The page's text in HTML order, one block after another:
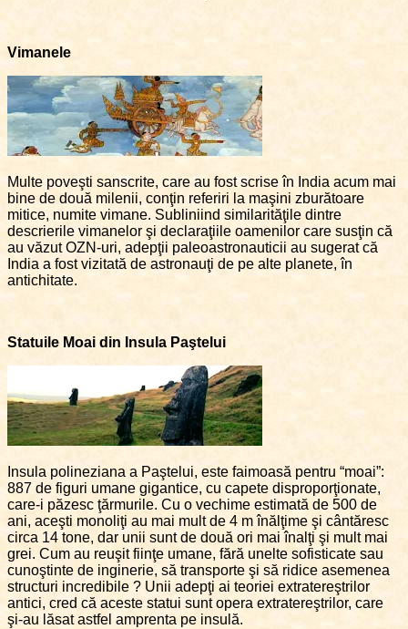
Vimanele
Multe poveşti sanscrite, care au fost scrise în India acum mai
bine de două milenii, conţin referiri la maşini zburătoare
mitice, numite vimane. Subliniind similarităţile dintre
descrierile vimanelor şi declaraţiile oamenilor care susţin că
au văzut OZN-uri, adepţii paleoastronauticii au sugerat că
India a fost vizitată de astronauţi de pe alte planete, în
antichitate.
Statuile Moai din Insula Paştelui
Insula polineziana a Paştelui, este faimoasă pentru “moai”:
887 de figuri umane gigantice, cu capete disproporţionate,
care-i păzesc ţărmurile. Cu o vechime estimată de 500 de
ani, aceşti monoliţi au mai mult de 4 m înălţime şi cântăresc
circa 14 tone, dar unii sunt de două ori mai înalţi şi mult mai
grei. Cum au reuşit fiinţe umane, fără unelte sofisticate sau
cunoştinte de inginerie, să transporte şi să ridice asemenea
structuri incredibile ? Unii adepţi ai teoriei extratereştrilor
antici, cred că aceste statui sunt opera extratereştrilor, care
şi-au lăsat astfel amprenta pe insulă.